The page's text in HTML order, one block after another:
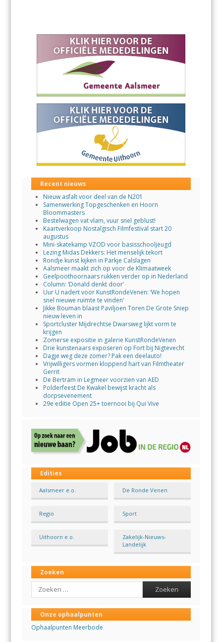
Recent nieuws
Nieuw asfalt voor deel van de N201
Samenwerking Topgeschenken en Hoorn
Bloommasters
Bestelwagen vat vlam, vuur snel geblust!
Kaartverkoop Nostalgisch Filmfestival start 20
augustus
Mini-skatekamp VZOD voor basisschooljeugd
Lezing Midas Dekkers: Het menselijk tekort
Rondje kunst kijken in Parkje Calslagen
Aalsmeer maakt zich op voor de Klimaatweek
Geelpoothoornaars rukken verder op in Nederland
Column: ‘Donald denkt door’
Uur U nadert voor KunstRondeVenen: ‘We hopen
snel nieuwe ruimte te vinden’
Jikke Bouman blaast Paviljoen Toren De Grote Sniep
nieuw leven in
Sportcluster Mijdrechtse Dwarsweg lijkt vorm te
krijgen
Zomerse expositie in galerie KunstRondeVenen
Drie kunstenaars exposeren op Fort bij Nigtevecht
Dagje weg deze zomer? Pak een deelauto!
Vrijwilligers vormen kloppend hart van Filmtheater
Gerrit
De Bertram in Legmeer voorzien van AED
Polderfeest De Kwakel bewijst kracht als
dorpsevenement
29e editie Open 25+ toernooi bij Qui Vive
Edities
Aalsmeer e.o. De Ronde Venen
Regio Sport
Uithoorn e.o.
Zakelijk-Nieuws-
Landelijk
Zoeken
Search
Onze ophaalpunten
Ophaalpunten Meerbode